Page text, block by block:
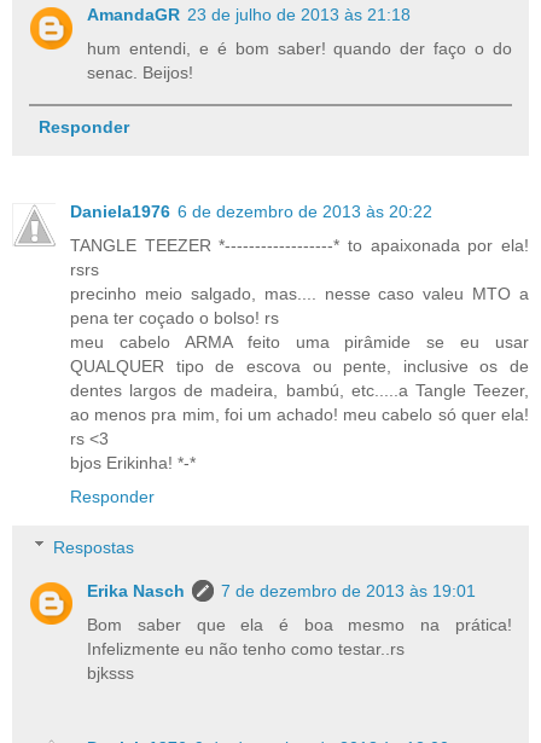
AmandaGR 23 de julho de 2013 às 21:18
hum entendi, e é bom saber! quando der faço o do
senac. Beijos!
Responder
Daniela1976 6 de dezembro de 2013 às 20:22
TANGLE TEEZER *------------------* to apaixonada por ela!
rsrs
precinho meio salgado, mas.... nesse caso valeu MTO a
pena ter coçado o bolso! rs
meu cabelo ARMA feito uma pirâmide se eu usar
QUALQUER tipo de escova ou pente, inclusive os de
dentes largos de madeira, bambú, etc.....a Tangle Teezer,
ao menos pra mim, foi um achado! meu cabelo só quer ela!
rs <3
bjos Erikinha! *-*
Responder
Respostas
Erika Nasch
7 de dezembro de 2013 às 19:01
Bom saber que ela é boa mesmo na prática!
Infelizmente eu não tenho como testar..rs
bjksss